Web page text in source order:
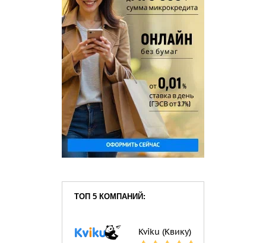
ТОП 5 КОМПАНИЙ:
Kviku (Квику)